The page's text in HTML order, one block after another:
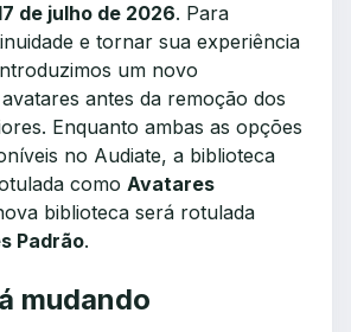
de julho de 2026. Para
e tornar sua experiência
um novo
antes da remoção dos
Enquanto ambas as opções
no Audiate, a biblioteca
como Avatares
biblioteca será rotulada
Padrão.
mudando